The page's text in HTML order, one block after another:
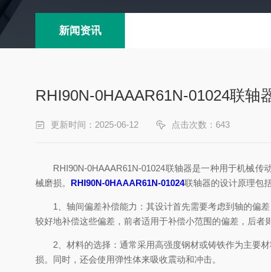
新闻资讯
RHI90N-0HAAAR61N-01024联轴
更新时间：2025-06-12 点击次数：643
RHI90N-0HAAAR61N-01024联轴器是一种用于机械传
械磨损。 RHI90N-0HAAAR61N-01024联轴器的设计原理包
1、轴间偏差补偿能力：其设计首先需要考虑到轴的偏差
较好地补偿这些偏差，前者适用于补偿小范围的偏差，后者
2、材料的选择：通常采用高强度钢材或铸铁作为主要材
损。同时，还会使用弹性体来吸收震动和冲击。